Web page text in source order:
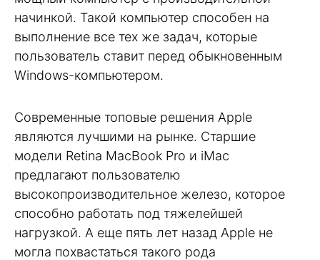
начинкой. Такой компьютер способен на
выполнение все тех же задач, которые
пользователь ставит перед обыкновенным
Windows-компьютером.
Современные топовые решения Apple
являются лучшими на рынке. Старшие
модели Retina MacBook Pro и iMac
предлагают пользователю
высокопроизводительное железо, которое
способно работать под тяжелейшей
нагрузкой. А еще пять лет назад Apple не
могла похвастаться такого рода